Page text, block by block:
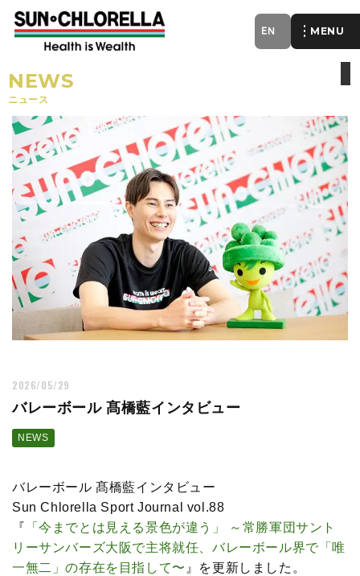
EN
NEWS
ニュース
2026/05/29
バレーボール 髙橋藍インタビュー
NEWS
バレーボール 髙橋藍インタビュー
Sun Chlorella Sport Journal vol.88
『 「今までとは見える景色が違う」 ～常勝軍団サント
リーサンバーズ大阪で主将就任、バレーボール界で「唯
一無二」の存在を目指して〜 』を更新しました。